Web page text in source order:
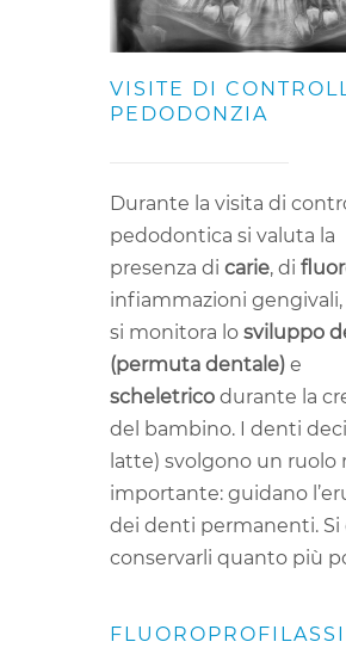
VISITE DI
PEDODONZIA
Durante la visita di
pedodontica si valuta la
presenza di carie, di
infiammazioni gengivali,
si monitora lo sviluppo
(permuta dentale)e
scheletricodurante la
del bambino. I denti
latte) svolgono un ruolo
importante: guidano
dei denti permanenti. Si
conservarli quanto più
FLUOROPROFILASSI